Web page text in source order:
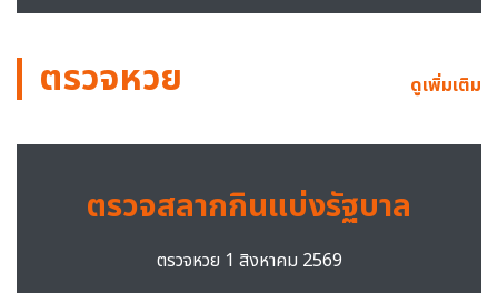
ตรวจหวย ดูเพิ่มเติม
ตรวจสลากกินแบ่งรัฐบาล
ตรวจหวย 1 สิงหาคม 2569